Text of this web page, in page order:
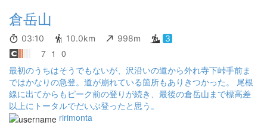
倉岳山
03:10 10.0km 998m 3
7 1 0
最初のうちはそうでもないが、沢沿いの道から外れ寺下峠手前ま
ではかなりの急登。道が崩れている箇所もありきつかった。 尾根
線に出てからもピーク前の登りが続き、最後の倉岳山まで標高差
以上にトータルでだいぶ登ったと思う。
ririmonta